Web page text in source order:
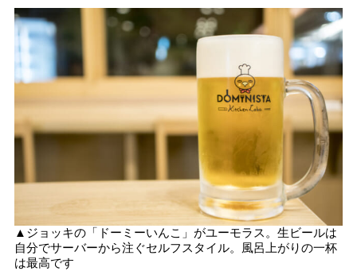
▲ジョッキの「ドーミーいんこ」がユーモラス。生ビールは
自分でサーバーから注ぐセルフスタイル。風呂上がりの一杯
は最高です